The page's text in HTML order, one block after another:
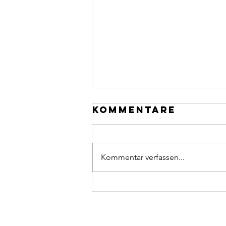
Karin Zumsteg:
Kommentare
Kommentar verfassen...